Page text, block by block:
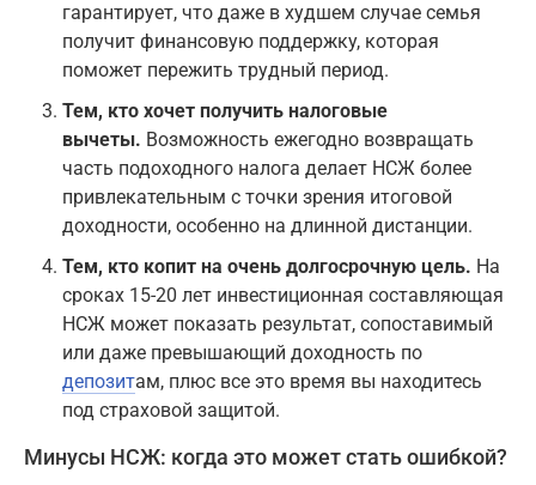
гарантирует, что даже в худшем случае семья
получит финансовую поддержку, которая
поможет пережить трудный период.
Тем, кто хочет получить налоговые
вычеты. Возможность ежегодно возвращать
часть подоходного налога делает НСЖ более
привлекательным с точки зрения итоговой
доходности, особенно на длинной дистанции.
Тем, кто копит на очень долгосрочную цель. На
сроках 15-20 лет инвестиционная составляющая
НСЖ может показать результат, сопоставимый
или даже превышающий доходность по
депозитам, плюс все это время вы находитесь
под страховой защитой.
Минусы НСЖ: когда это может стать ошибкой?